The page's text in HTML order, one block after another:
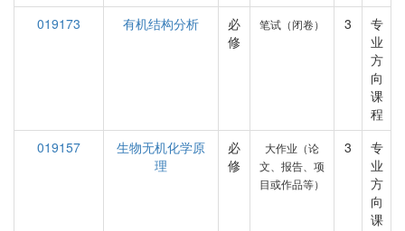
019173
有机结构分析
必
修
笔试（闭卷） 3
专
业
方
向
课
程
019157
生物无机化学原
理
必
修
大作业（论
文、报告、项
目或作品等）
3
专
业
方
向
课